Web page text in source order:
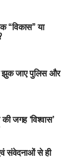
“विकास” या
झुक जाए पुलिस और
जगह ‘विश्वास’
संवेदनाओं से ही